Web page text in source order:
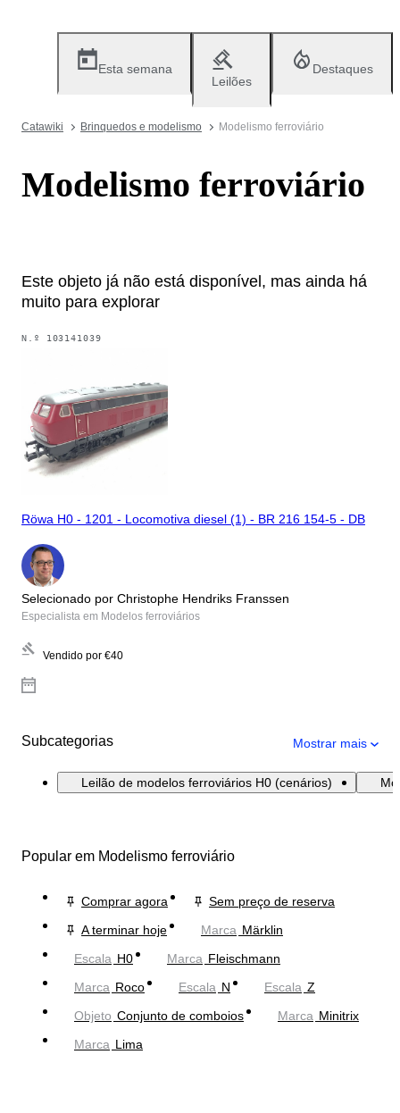
Esta semana
Leilões
Destaques
Catawiki Brinquedos e modelismo Modelismo ferroviário
Modelismo ferroviário
Este objeto já não está disponível, mas ainda há
muito para explorar
N.º 103141039
Röwa H0 - 1201 - Locomotiva diesel (1) - BR 216 154-5 - DB
Selecionado por Christophe Hendriks Franssen
Especialista em Modelos ferroviários
Vendido por €40
Subcategorias Mostrar mais
Leilão de modelos ferroviários H0 (cenários)
Popular em Modelismo ferroviário
Comprar agora
Sem preço de reserva
A terminar hoje
Marca Märklin
Escala H0 Marca Fleischmann
Marca Roco Escala N Escala Z
Objeto Conjunto de comboios Marca Minitrix
Marca Lima